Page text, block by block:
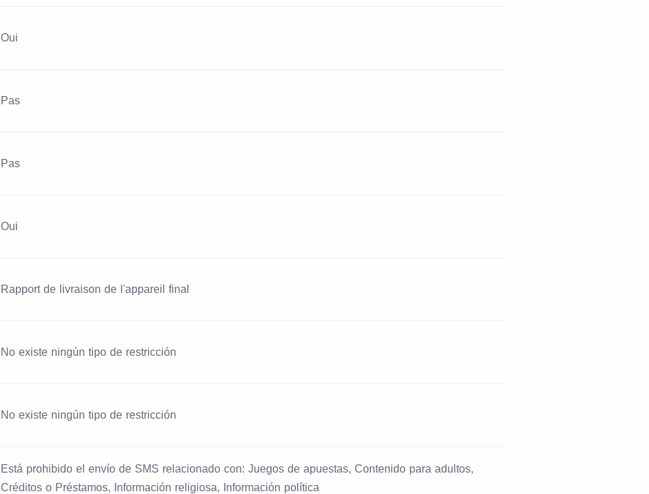
Oui
Pas
Pas
Oui
Rapport de livraison de l'appareil final
No existe ningún tipo de restricción
No existe ningún tipo de restricción
Está prohibido el envío de SMS relacionado con: Juegos de apuestas, Contenido para adultos,
Créditos o Préstamos, Información religiosa, Información política